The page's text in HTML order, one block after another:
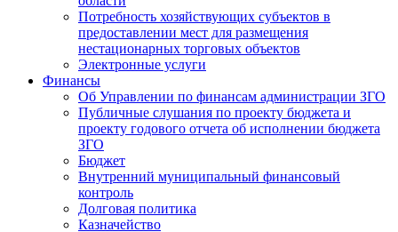
Потребность хозяйствующих субъектов в
предоставлении мест для размещения
нестационарных торговых объектов
Электронные услуги
Финансы
Об Управлении по финансам администрации ЗГО
Публичные слушания по проекту бюджета и
проекту годового отчета об исполнении бюджета
ЗГО
Бюджет
Внутренний муниципальный финансовый
контроль
Долговая политика
Казначейство